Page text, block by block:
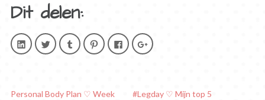
Dit delen:
Klik
om
op
in
Klik
om
te
in
Klik
om
op
in
Klik
om
op
in
Klik
om
te
Klik
om
op
in
Personal Body Plan ♡ Week #Legday ♡ Mijn top 5